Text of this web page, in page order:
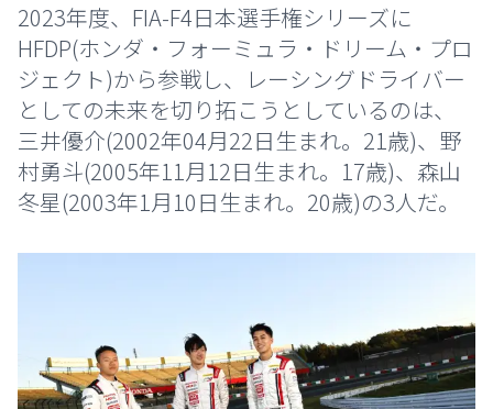
2023年度、FIA-F4日本選手権シリーズに
HFDP(ホンダ・フォーミュラ・ドリーム・プロ
ジェクト)から参戦し、レーシングドライバー
としての未来を切り拓こうとしているのは、
三井優介(2002年04月22日生まれ。21歳)、野
村勇斗(2005年11月12日生まれ。17歳)、森山
冬星(2003年1月10日生まれ。20歳)の3人だ。